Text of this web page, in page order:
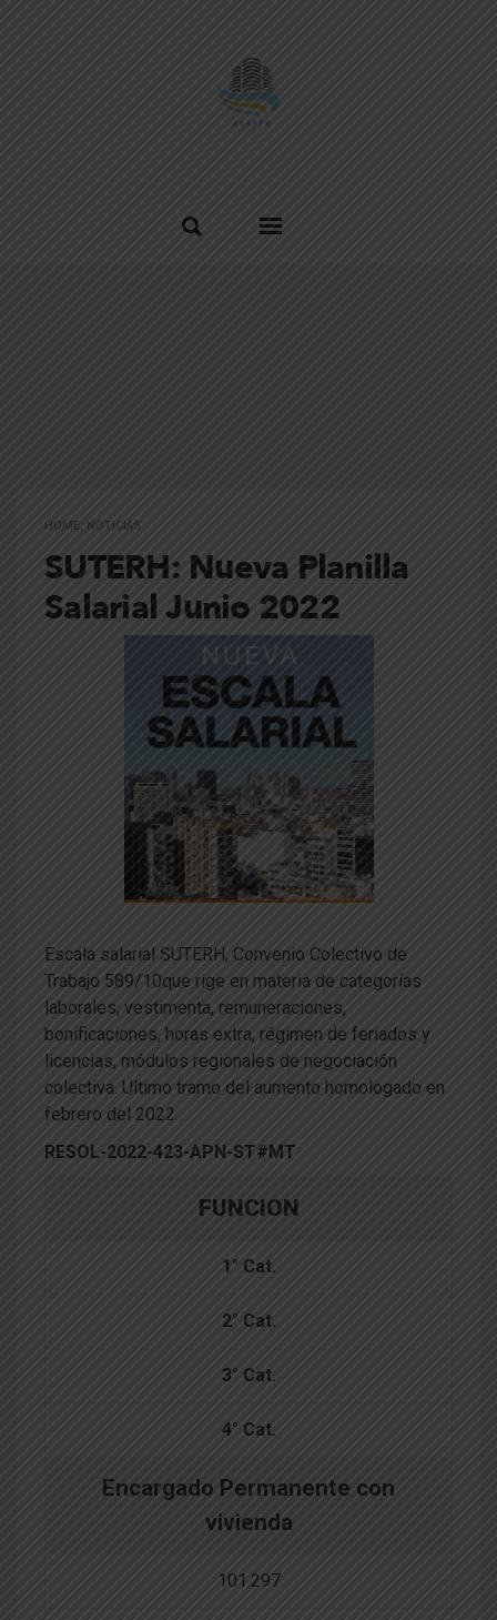
HOME NOTICIAS
SUTERH: Nueva Planilla
Salarial Junio 2022
Escala salarial SUTERH, Convenio Colectivo de
Trabajo 589/10que rige en materia de categorías
laborales, vestimenta, remuneraciones,
bonificaciones, horas extra, régimen de feriados y
licencias, módulos regionales de negociación
colectiva. Ultimo tramo del aumento homologado en
febrero del 2022.
RESOL-2022-423-APN-ST#MT
FUNCION
1° Cat.
2° Cat.
3° Cat.
4° Cat.
Encargado Permanente con
vivienda
101.297